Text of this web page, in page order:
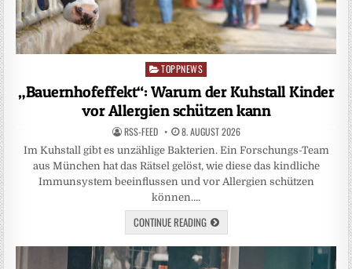
Posted
in
TOPPNEWS
„Bauernhofeffekt“: Warum der Kuhstall Kinder
vor Allergien schützen kann
RSS-FEED 8. AUGUST 2026
Im Kuhstall gibt es unzählige Bakterien. Ein Forschungs-Team
aus München hat das Rätsel gelöst, wie diese das kindliche
Immunsystem beeinflussen und vor Allergien schützen
können….
CONTINUE READING